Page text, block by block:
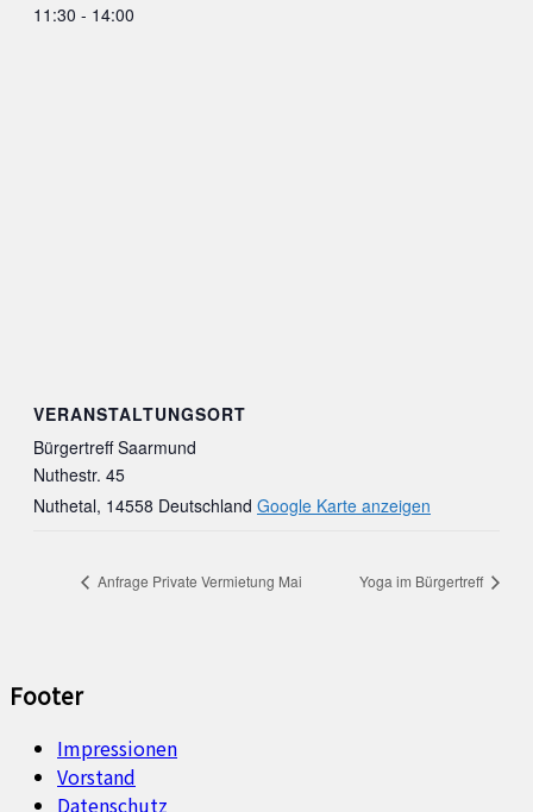
11:30 - 14:00
VERANSTALTUNGSORT
Bürgertreff Saarmund
Nuthestr. 45
Nuthetal, 14558 Deutschland Google Karte anzeigen
Anfrage Private Vermietung Mai Yoga im Bürgertreff
Footer
Impressionen
Vorstand
Datenschutz